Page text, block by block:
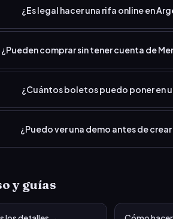
¿Es legal hacer una rifa online en
¿Pueden comprar sin tener cuenta de
¿Cuántos boletos puedo poner en
¿Puedo ver una demo antes de
y guías